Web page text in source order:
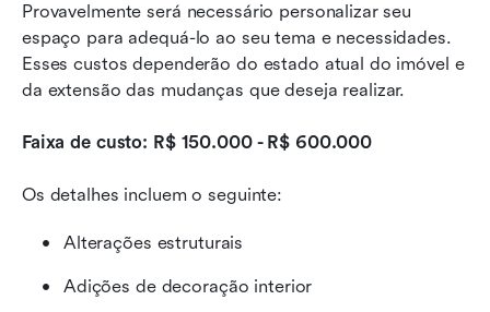
Provavelmente será necessário personalizar seu
espaço para adequá-lo ao seu tema e necessidades.
Esses custos dependerão do estado atual do imóvel e
da extensão das mudanças que deseja realizar.
Faixa de custo: R$ 150.000 - R$ 600.000
Os detalhes incluem o seguinte:
Alterações estruturais
Adições de decoração interior